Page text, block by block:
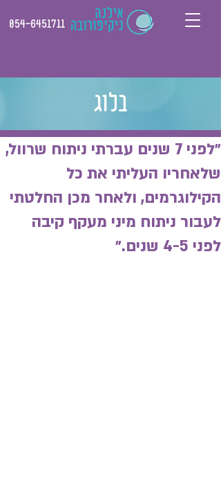
054-6451711
בלוג
״לפני 7 שנים עברתי ניתוח שרוול,
שלאחריו העליתי את כל
הקילוגרמים, ולאחר מכן החלטתי
לעבור ניתוח מיני מעקף קיבה
לפני 4-5 שנים.״